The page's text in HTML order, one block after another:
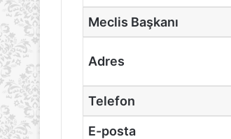
Meclis Başkanı
Adres
Telefon
E-posta